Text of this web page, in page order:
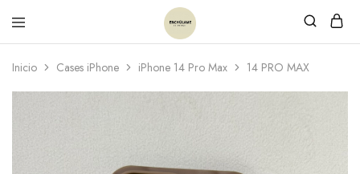
Inicio Cases iPhone iPhone 14 Pro Max 14 PRO MAX